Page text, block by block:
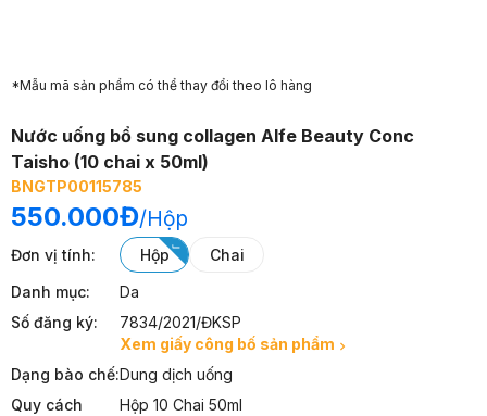
*Mẫu mã sản phẩm có thể thay đổi theo lô hàng
Nước uống bổ sung collagen Alfe Beauty Conc
Taisho (10 chai x 50ml)
BNGTP00115785
550.000Đ/Hộp
Đơn vị tính: hộp chai
Danh mục:
Da
Số đăng ký:
7834/2021/ĐKSP
Xem giấy công bố sản phẩm
Dạng bào chế:Dung dịch uống
Quy cách
Hộp 10 Chai 50ml